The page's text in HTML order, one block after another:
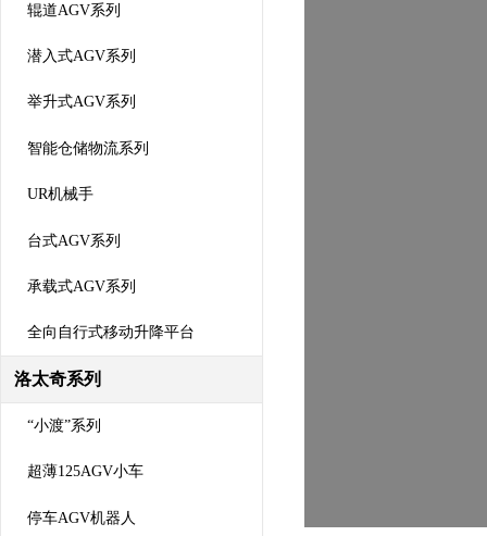
辊道AGV系列
潜入式AGV系列
举升式AGV系列
智能仓储物流系列
UR机械手
台式AGV系列
承载式AGV系列
全向自行式移动升降平台
洛太奇系列
“小渡”系列
超薄125AGV小车
停车AGV机器人